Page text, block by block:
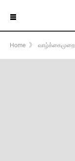
☰
Home 》 வாழ்க்கைமுறை